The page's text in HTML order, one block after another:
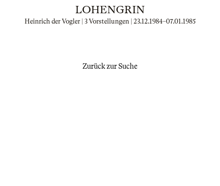
LOHENGRIN
Heinrich der Vogler | 3 Vorstellungen | 23.12.1984–07.01.1985
Zurück zur Suche